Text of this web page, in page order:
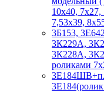
10х40, 7х27,
7,53х39,
3Б153,
3К229А,
3К228А,
роликами